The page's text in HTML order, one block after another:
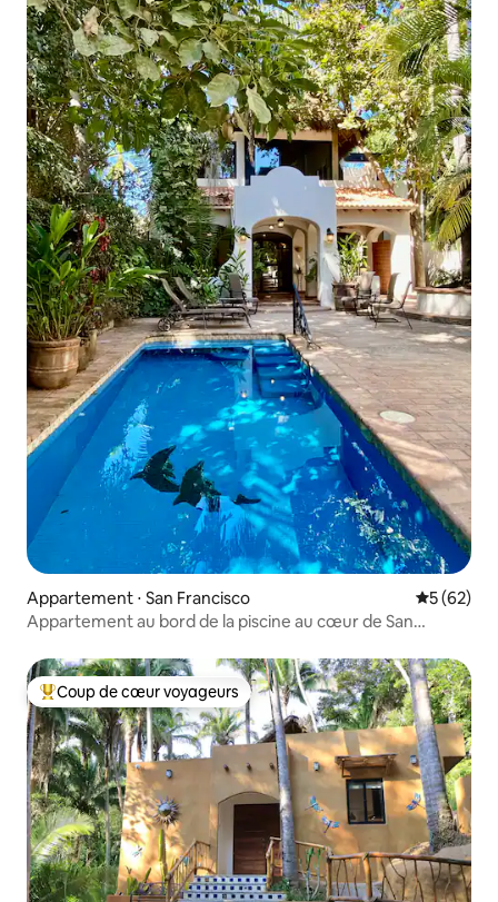
Appartement ⋅ San Francisco
5 (62)
Appartement au bord de la piscine au cœur de San
Coups de cœur voyageurs les plus appréciés
Coup de cœur voyageurs